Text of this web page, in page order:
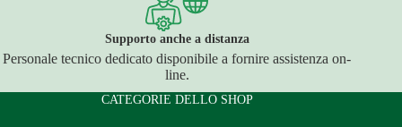
Supporto anche a distanza
Personale tecnico dedicato disponibile a fornire assistenza on-
line.
CATEGORIE DELLO SHOP